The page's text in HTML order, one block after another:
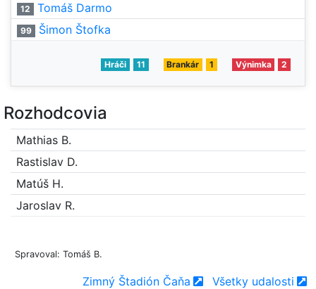
12 Tomáš Darmo
99 Šimon Štofka
Hráči 11 Brankár 1 Výnimka 2
Rozhodcovia
Mathias B.
Rastislav D.
Matúš H.
Jaroslav R.
Spravoval: Tomáš B.
Zimný Štadión Čaňa Všetky udalosti